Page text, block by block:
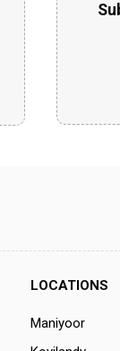
LOCATIONS
Maniyoor